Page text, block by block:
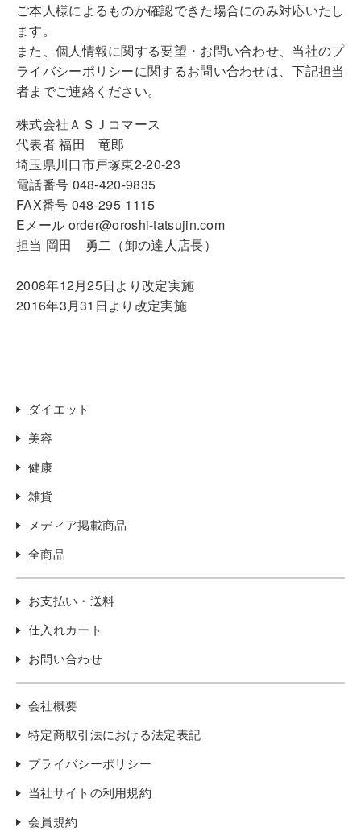
ご本人様によるものか確認できた場合にのみ対応いたし
ます。
また、個人情報に関する要望・お問い合わせ、当社のプ
ライバシーポリシーに関するお問い合わせは、下記担当
者までご連絡ください。
株式会社ＡＳＪコマース
代表者 福田 竜郎
埼玉県川口市戸塚東2-20-23
電話番号 048-420-9835
FAX番号 048-295-1115
Eメール order@oroshi-tatsujin.com
担当 岡田 勇二（卸の達人店長）
2008年12月25日より改定実施
2016年3月31日より改定実施
ダイエット
美容
健康
雑貨
メディア掲載商品
全商品
お支払い・送料
仕入れカート
お問い合わせ
会社概要
特定商取引法における法定表記
プライバシーポリシー
当社サイトの利用規約
会員規約